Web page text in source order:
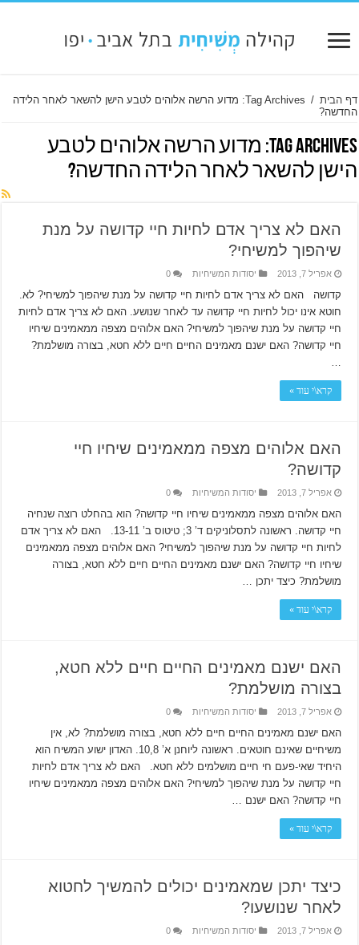
דף הבית /
Tag Archives: מדוע הרשה אלוהים לטבע הישן להשאר לאחר הלידה
החדשה?
Tag Archives: מדוע הרשה אלוהים לטבע
הישן להשאר לאחר הלידה החדשה?
האם לא צריך אדם לחיות חיי קדושה על מנת
שיהפוך למשיחי?
אפריל 7, 2013 יסודות המשיחיות 0
קדושה האם לא צריך אדם לחיות חיי קדושה על מנת שיהפוך למשיחי? לא.
חוטא אינו יכול לחיות חיי קדושה עד לאחר שנושע. האם לא צריך אדם לחיות
חיי קדושה על מנת שיהפוך למשיחי? האם אלוהים מצפה ממאמינים שיחיו
חיי קדושה? האם ישנם מאמינים החיים חיים ללא חטא, בצורה מושלמת?
…
קרא\י עוד »
האם אלוהים מצפה ממאמינים שיחיו חיי
קדושה?
אפריל 7, 2013 יסודות המשיחיות 0
האם אלוהים מצפה ממאמינים שיחיו חיי קדושה? הוא בהחלט רוצה שנחיה
חיי קדושה. ראשונה לתסלוניקים ד’ 3; טיטוס ב’ 13-11. האם לא צריך אדם
לחיות חיי קדושה על מנת שיהפוך למשיחי? האם אלוהים מצפה ממאמינים
שיחיו חיי קדושה? האם ישנם מאמינים החיים חיים ללא חטא, בצורה
מושלמת? כיצד יתכן …
קרא\י עוד »
האם ישנם מאמינים החיים חיים ללא חטא,
בצורה מושלמת?
אפריל 7, 2013 יסודות המשיחיות 0
האם ישנם מאמינים החיים חיים ללא חטא, בצורה מושלמת? לא, אין
משיחיים שאינם חוטאים. ראשונה ליוחנן א’ 10,8. האדון ישוע המשיח הוא
היחיד שאי-פעם חי חיים מושלמים ללא חטא. האם לא צריך אדם לחיות
חיי קדושה על מנת שיהפוך למשיחי? האם אלוהים מצפה ממאמינים שיחיו
חיי קדושה? האם ישנם …
קרא\י עוד »
כיצד יתכן שמאמינים יכולים להמשיך לחטוא
לאחר שנושעו?
אפריל 7, 2013 יסודות המשיחיות 0